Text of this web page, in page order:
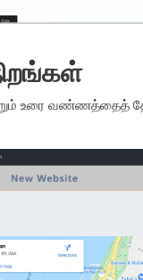
உரை வண்ணத்தைத்